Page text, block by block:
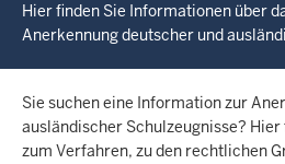
Hier finden Sie Informationen über
Anerkennung deutscher und
Sie suchen eine Information zur
ausländischer Schulzeugnisse?
zum Verfahren, zu den rechtlichen